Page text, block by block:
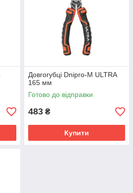
Довгогубці Dnipro-M ULTRA
165 мм
Готово до відправки
483 ₴
Купити